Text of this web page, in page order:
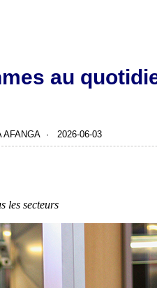
au
AFANGA · 2026-06-03
les secteurs